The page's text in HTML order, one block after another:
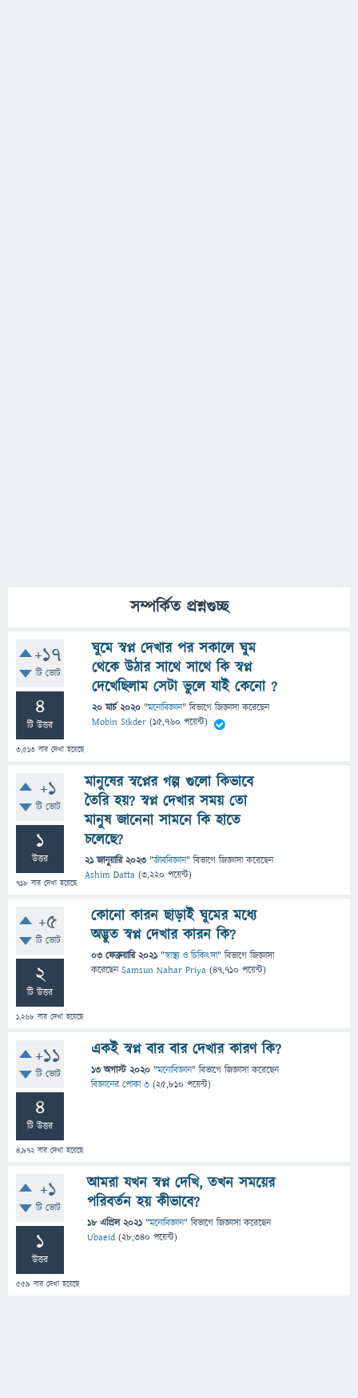
সম্পর্কিত প্রশ্নগুচ্ছ
+17
টি ভোট
4
টি উত্তর
3,513 বার দেখা হয়েছে
ঘুমে স্বপ্ন দেখার পর সকালে ঘুম
থেকে উঠার সাথে সাথে কি স্বপ্ন
দেখেছিলাম সেটা ভুলে যাই কেনো ?
20 মার্চ 2020 "মনোবিজ্ঞান" বিভাগে জিজ্ঞাসাকরেছেন
Mobin Sikder (15,760 পয়েন্ট)
+1
টি ভোট
1
উত্তর
718 বার দেখা হয়েছে
মানুষের স্বপ্নের গল্প গুলো কিভাবে
তৈরি হয়? স্বপ্ন দেখার সময় তো
মানুষ জানেনা সামনে কি হাতে
চলেছে?
21 জানুয়ারি 2023 "জীববিজ্ঞান" বিভাগে জিজ্ঞাসাকরেছেন
Ashim Datta (3,220 পয়েন্ট)
+5
টি ভোট
2
টি উত্তর
1,268 বার দেখা হয়েছে
কোনো কারন ছাড়াই ঘুমের মধ্যে
অদ্ভুত স্বপ্ন দেখার কারন কি?
03 ফেব্রুয়ারি 2021 "স্বাস্থ্য ও চিকিৎসা" বিভাগে জিজ্ঞাসা
করেছেনSamsun Nahar Priya (47,710 পয়েন্ট)
+11
টি ভোট
4
টি উত্তর
4,972বার দেখা হয়েছে
একই স্বপ্ন বার বার দেখার কারণ কি?
13 অগাস্ট 2020 "মনোবিজ্ঞান" বিভাগে জিজ্ঞাসাকরেছেন
বিজ্ঞানের পোকা ৩ (25,810 পয়েন্ট)
+1
টি ভোট
1
উত্তর
559 বার দেখা হয়েছে
আমরা যখন স্বপ্ন দেখি, তখন সময়ের
পরিবর্তন হয় কীভাবে?
18 এপ্রিল 2021 "মনোবিজ্ঞান" বিভাগে জিজ্ঞাসাকরেছেন
Ubaeid (28,340 পয়েন্ট)